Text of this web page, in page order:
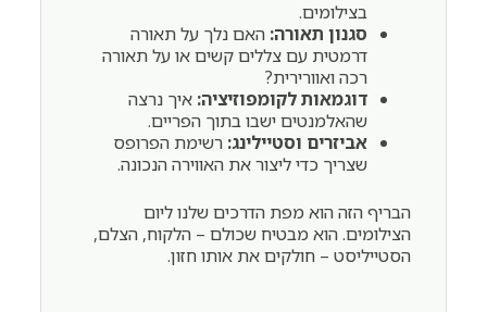
בצילומים.
סגנון תאורה: האם נלך על תאורה
דרמטית עם צללים קשים או על תאורה
רכה ואוורירית?
דוגמאות לקומפוזיציה: איך נרצה
שהאלמנטים ישבו בתוך הפריים.
אביזרים וסטיילינג: רשימת הפרופס
שצריך כדי ליצור את האווירה הנכונה.
הבריף הזה הוא מפת הדרכים שלנו ליום
הצילומים. הוא מבטיח שכולם – הלקוח, הצלם,
הסטייליסט – חולקים את אותו חזון.